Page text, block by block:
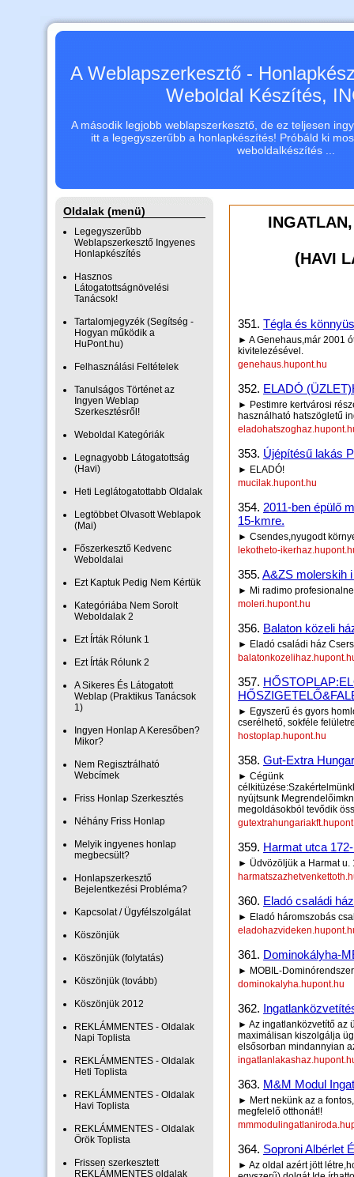
A Weblapszerkesztő -
Weboldal Készítés,
A második legjobb weblapszerkesztő, de ez teljesen
itt a legegyszerűbb a honlapkészítés! Próbáld ki
weboldalkészítés ...
Oldalak (menü)
Legegyszerűbb
Weblapszerkesztő Ingyenes
Honlapkészítés
Hasznos
Látogatottságnövelési
Tanácsok!
Tartalomjegyzék (Segítség -
Hogyan működik a
HuPont.hu)
Felhasználási Feltételek
Tanulságos Történet az
Ingyen Weblap
Szerkesztésről!
Weboldal Kategóriák
Legnagyobb Látogatottság
(Havi)
Heti Leglátogatottabb Oldalak
Legtöbbet Olvasott Weblapok
(Mai)
Főszerkesztő Kedvenc
Weboldalai
Ezt Kaptuk Pedig Nem Kértük
Kategóriába Nem Sorolt
Weboldalak 2
Ezt Írták Rólunk 1
Ezt Írták Rólunk 2
A Sikeres És Látogatott
Weblap (Praktikus Tanácsok
1)
Ingyen Honlap A Keresőben?
Mikor?
Nem Regisztrálható
Webcímek
Friss Honlap Szerkesztés
Néhány Friss Honlap
Melyik ingyenes honlap
megbecsült?
Honlapszerkesztő
Bejelentkezési Probléma?
Kapcsolat / Ügyfélszolgálat
Köszönjük
Köszönjük (folytatás)
Köszönjük (tovább)
Köszönjük 2012
REKLÁMMENTES - Oldalak
Napi Toplista
REKLÁMMENTES - Oldalak
Heti Toplista
REKLÁMMENTES - Oldalak
Havi Toplista
REKLÁMMENTES - Oldalak
Örök Toplista
Frissen szerkesztett
REKLÁMMENTES oldalak
(HAVI
351. Tégla és
► A Genehaus,már 2001
kivitelezésével.
genehaus.hupont.hu
352. ELADÓ
► Pestimre kertvárosi
használható hatszögletű
353. Újépítésű lakás
► ELADÓ!
mucilak.hupont.hu
354. 2011-ben épülő
15-kmre.
► Csendes,nyugodt
lekotheto-
355. A&ZS molerskih
► Mi radimo
moleri.hupont.hu
356. Balaton közeli
► Eladó családi ház
357.
► Egyszerű és gyors
cserélhető, sokféle
hostoplap.hupont.hu
358. Gut-Extra
► Cégünk
nyújtsunk
megoldásokból tevődik
359. Harmat utca
► Üdvözöljük a Harmat u.
360. Eladó családi
► Eladó háromszobás
361. Dominokályha-
► MOBIL-
dominokalyha.hupont.hu
362.
► Az ingatlanközvetítő az
maximálisan kiszolgálja
elsősorban mindannyian
363. M&M Modul
► Mert nekünk az a
megfelelő otthonát!!
364. Soproni Albérlet
► Az oldal azért jött